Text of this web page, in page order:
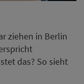
ziehen in Berlin
das? So sieht